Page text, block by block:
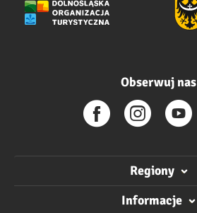
Obserwuj nas
Regiony
Informacje